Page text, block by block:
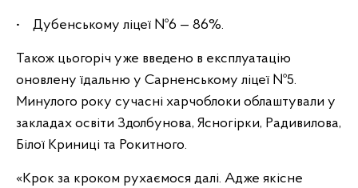
• Дубенському ліцеї №6 — 86%.
Також цьогоріч уже введено в експлуатацію
оновлену їдальню у Сарненському ліцеї №5.
Минулого року сучасні харчоблоки облаштували у
закладах освіти Здолбунова, Ясногірки, Радивилова,
Білої Криниці та Рокитного.
«Крок за кроком рухаємося далі. Адже якісне